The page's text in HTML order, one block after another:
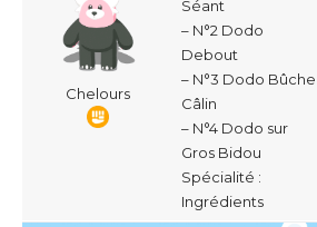
Chelours
Séant
– N°2 Dodo
Debout
– N°3 Dodo Bûche
Câlin
– N°4 Dodo sur
Gros Bidou
Spécialité :
Ingrédients